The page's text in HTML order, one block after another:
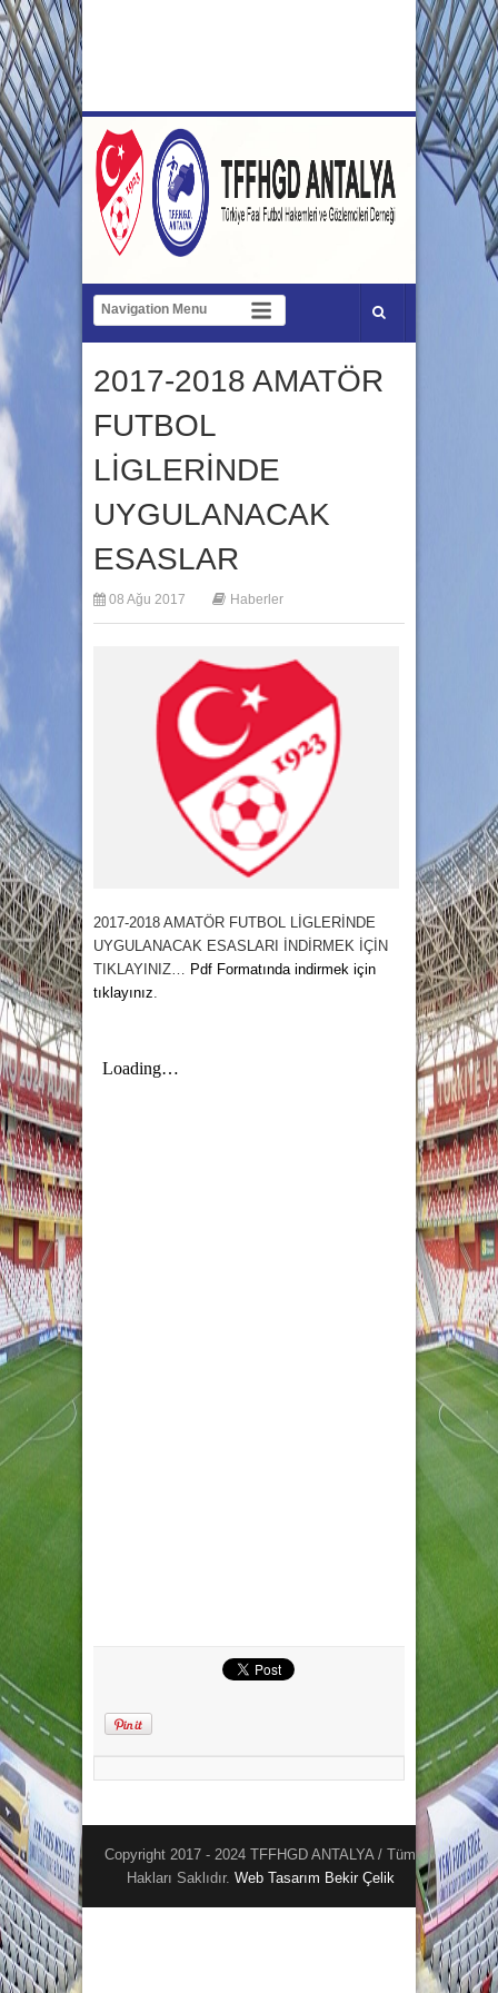
2017-2018 AMATÖR
FUTBOL
LİGLERİNDE
UYGULANACAK
ESASLAR
08 Ağu 2017 Haberler
2017-2018 AMATÖR FUTBOL LİGLERİNDE
UYGULANACAK ESASLARI İNDİRMEK İÇİN
TIKLAYINIZ… Pdf Formatında indirmek için
tıklayınız.
Copyright 2017 - 2024 TFFHGD ANTALYA / Tüm
Hakları Saklıdır. Web Tasarım Bekir Çelik